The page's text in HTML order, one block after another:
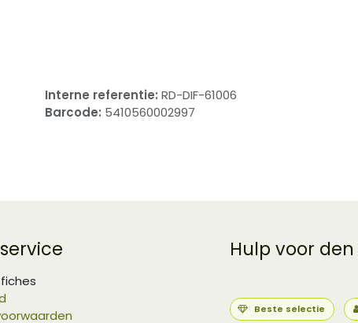
Interne referentie: RD-DIF-61006
Barcode: 5410560002997
Hulp voor
Beste selectie